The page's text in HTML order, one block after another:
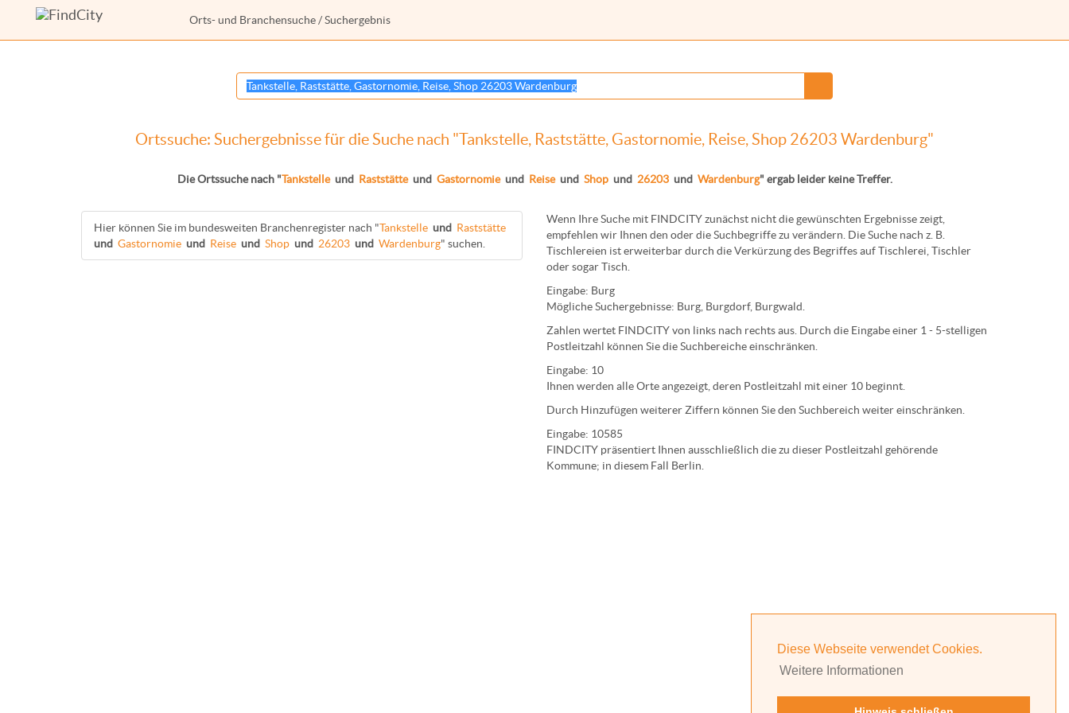
Diese Webseite verwendet Cookies.
Weitere Informationen
Orts- und Branchensuche / Suchergebnis
Ortssuche: Suchergebnisse für die Suche nach "Tankstelle, Raststätte, Gastornomie, Reise, Shop 26203 Wardenburg"
Die Ortssuche nach "Tankstelle und Raststätte und Gastornomie und Reise und Shop und 26203 und Wardenburg" ergab leider keine Treffer.
Hier können Sie im bundesweiten Branchenregister nach "Tankstelle und Raststätte
und Gastornomie und Reise und Shop und 26203 und Wardenburg" suchen.
Wenn Ihre Suche mit FINDCITY zunächst nicht die gewünschten Ergebnisse zeigt,
empfehlen wir Ihnen den oder die Suchbegriffe zu verändern. Die Suche nach z. B.
Tischlereien ist erweiterbar durch die Verkürzung des Begriffes aufTischlerei Tischler
oder sogarTisch
Eingabe: Burg
Mögliche Suchergebnisse: Burg Burgdorf, Burgwald.
Zahlen wertet FINDCITY von links nach rechts aus. Durch die Eingabe einer 1 - 5-stelligen
Postleitzahl können Sie die Suchbereiche einschränken.
Eingabe: 10
Ihnen werden alle Orteangezeigt, deren Postleitzahl mit einer 10 beginnt.
Durch Hinzufügen weiterer Ziffern können Sie den Suchbereich weiter einschränken.
Eingabe: 10585
FINDCITY präsentiert Ihnen ausschließlich die zu dieser Postleitzahl gehörende
Kommune; in diesem Fall Berlin.